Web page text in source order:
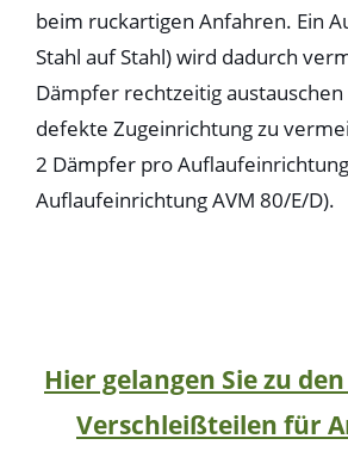
beim ruckartigen Anfahren. Ein
Stahl auf Stahl) wird dadurch
Dämpfer rechtzeitig
defekte Zugeinrichtung zu
2 Dämpfer pro
Auflaufeinrichtung AVM 80/E/D).
Hier gelangen Sie zu
Verschleißteilen für